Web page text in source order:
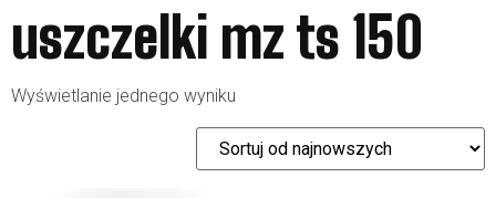
uszczelki mz ts 150
Wyświetlanie jednego wyniku